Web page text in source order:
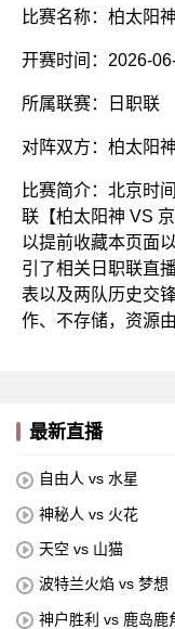
比赛名称：柏太阳
开赛时间：2026-
所属联赛： 日职联
对阵双方：柏太阳
比赛简介：北京时
联【柏太阳神 VS
以提前收藏本页面
引了相关日职联直
表以及两队历史交
作、不存储，资源
最新直播
自由人 vs 水星
神秘人 vs 火花
天空 vs 山猫
波特兰火焰 vs 梦想
神户胜利 vs 鹿岛鹿